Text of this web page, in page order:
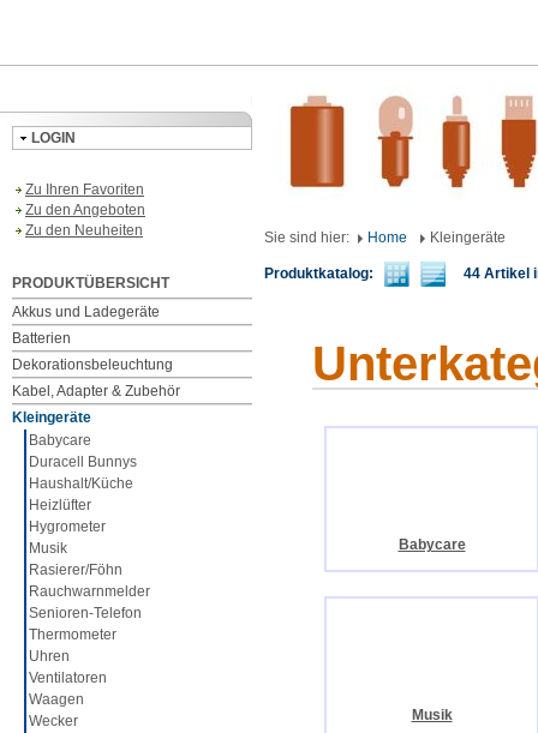
LOGIN
Zu Ihren Favoriten
Zu den Angeboten
Zu den Neuheiten
PRODUKTÜBERSICHT
Akkus und Ladegeräte
Batterien
Dekorationsbeleuchtung
Kabel, Adapter & Zubehör
Kleingeräte
Babycare
Duracell Bunnys
Haushalt/Küche
Heizlüfter
Hygrometer
Musik
Rasierer/Föhn
Rauchwarnmelder
Senioren-Telefon
Thermometer
Uhren
Ventilatoren
Waagen
Wecker
Sie sind hier: Home Kleingeräte
Produktkatalog: 44 Artikel
Babycare
Musik